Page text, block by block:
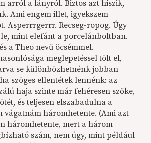
arról a lányról. Biztos azt hiszik,
Ami engem illet, igyekszem
Asperrrgerrr. Recseg-ropog. Úgy
mint elefánt a porcelánboltban.
a Theo nevű öcsémmel.
meglepetéssel tölt el,
se különbözhetnénk jobban
szöges ellentétek lennénk: az
haja szinte már fehéresen szőke,
és teljesen elszabadulna a
vágatnám háromhetente. (Ami azt
háromhetente, mert a három
szám, nem úgy, mint például